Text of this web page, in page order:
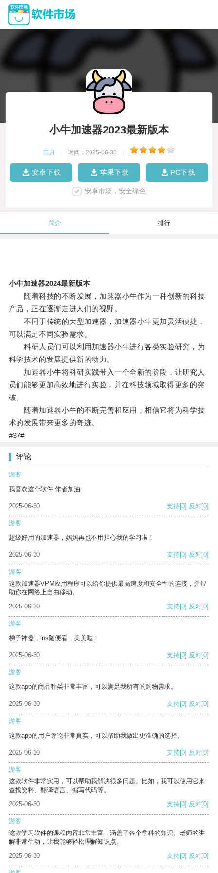
小牛加速器2023最新版本
工具 时间：2025-06-30
安卓下载 苹果下载 PC下载
安卓市场，安全绿色
简介 排行
小牛加速器2024最新版本
随着科技的不断发展，加速器小牛作为一种创新的科技
产品，正在逐渐走进人们的视野。
不同于传统的大型加速器，加速器小牛更加灵活便捷，
可以满足不同实验需求。
科研人员们可以利用加速器小牛进行各类实验研究，为
科学技术的发展提供新的动力。
加速器小牛将科研实践带入一个全新的阶段，让研究人
员们能够更加高效地进行实验，并在科技领域取得更多的突
破。
随着加速器小牛的不断完善和应用，相信它将为科学技
术的发展带来更多的奇迹。
#37#
评论
游客
我喜欢这个软件 作者加油
2025-06-30 支持[0] 反对[0]
游客
超级好用的加速器，妈妈再也不用担心我的学习啦！
2025-06-30 支持[0] 反对[0]
游客
这款加速器VPM应用程序可以给你提供最高速度和安全性的连接，并帮
助你在网络上自由移动。
2025-06-30
支持[0] 反对[0]
游客
梯子神器，ins随便看，美美哒！
2025-06-30 支持[0] 反对[0]
游客
这款app的商品种类非常丰富，可以满足我所有的购物需求。
2025-06-30 支持[0] 反对[0]
游客
这款app的用户评论非常真实，可以帮助我做出更准确的选择。
2025-06-30 支持[0] 反对[0]
游客
这款软件非常实用，可以帮助我解决很多问题。比如，我可以使用它来
查找资料、翻译语言、编写代码等。
2025-06-30
支持[0] 反对[0]
游客
这款学习软件的课程内容非常丰富，涵盖了各个学科的知识。老师的讲
解非常生动，让我能够轻松理解知识点。
2025-06-30
支持[0] 反对[0]